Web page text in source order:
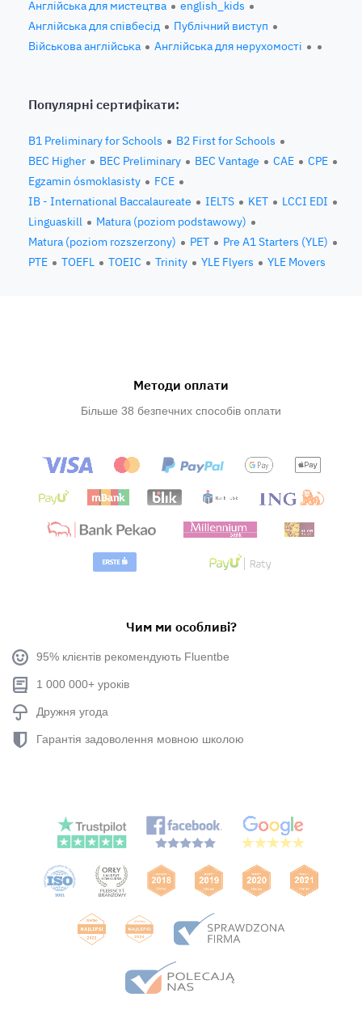
Англійська для мистецтва
english_kids
Англійська для співбесід
Публічний виступ
Військова англійська
Англійська для нерухомості
Популярні сертифікати:
B1 Preliminary for Schools
B2 First for Schools
BEC Higher
BEC Preliminary BEC Vantage CAE
CPE
Egzamin ósmoklasisty
FCE
IB - International Baccalaureate
IELTS KET
LCCI EDI
Linguaskill
Matura (poziom podstawowy)
Matura (poziom rozszerzony)
PET
Pre A1 Starters (YLE)
PTE
TOEFL TOEIC Trinity YLE Flyers YLE Movers
Методи оплати
Більше 38 безпечних способів оплати
Чим ми особливі?
95% клієнтів рекомендують Fluentbe
1 000 000+ уроків
Дружня угода
Гарантія задоволення мовною школою